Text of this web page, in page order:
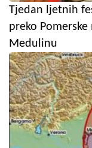
Tjedan ljetnih
preko
Medulinu